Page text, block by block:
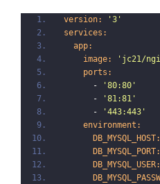
version:
'3'
services:
app:
image:
'jc21/
ports:
      -
'80:80'
      -
'81:81'
      -
'443:443'
environment:
DB_MYSQL_HOST:
DB_MYSQL_PORT:
DB_MYSQL_USER: